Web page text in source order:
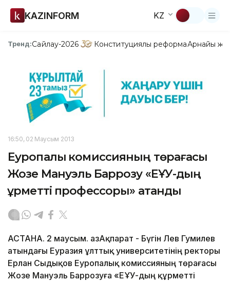
KAZINFORM KZ
Тренд:Сайлау-2026 Конституциялық реформаАрнайы
16:50, 02 Маусым 2013
Еуропалық комиссияның төрағасы
Жозе Мануэль Баррозу «ЕҰУ-дың
құрметті профессоры» атанды
АСТАНА. 2 маусым. ҚазАқпарат - Бүгін Лев Гумилев
атындағы Еуразия ұлттық университетінің ректоры
Ерлан Сыдықов Еуропалық комиссияның төрағасы
Жозе Мануэль Баррозуға «ЕҰУ-дың құрметті